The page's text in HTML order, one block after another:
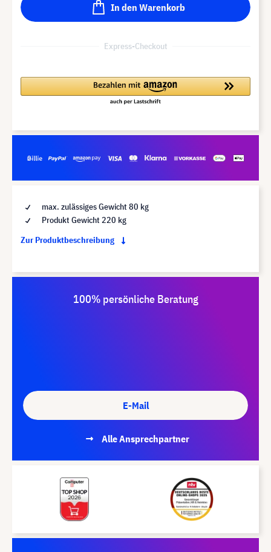
In den Warenkorb
Express-Checkout
max. zulässiges Gewicht 80 kg
Produkt Gewicht 220 kg
Zur Produktbeschreibung
100% persönliche Beratung
E-Mail
Alle Ansprechpartner